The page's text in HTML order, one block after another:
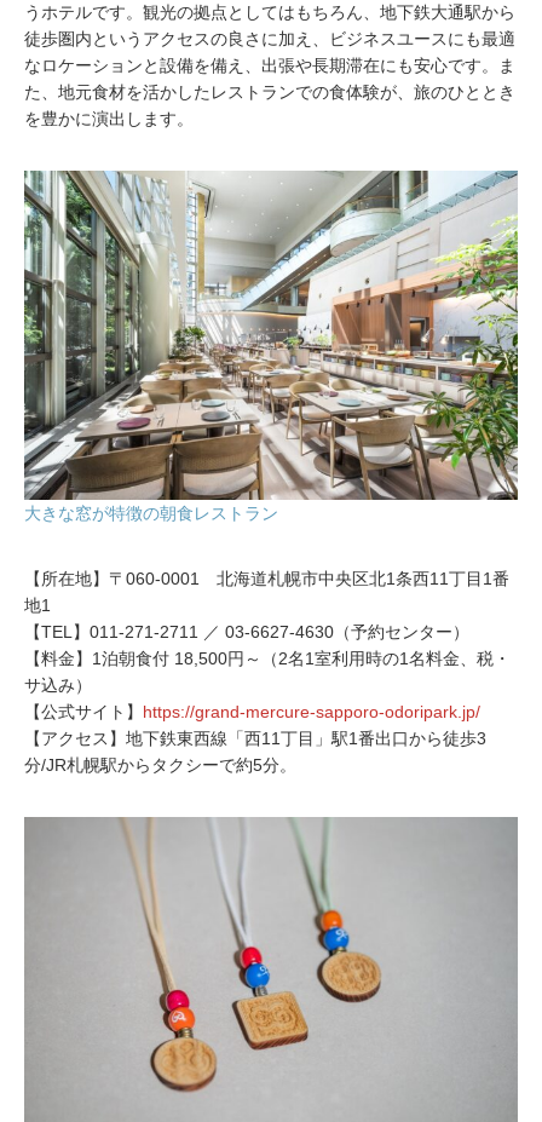
うホテルです。観光の拠点としてはもちろん、地下鉄大通駅から
徒歩圏内というアクセスの良さに加え、ビジネスユースにも最適
なロケーションと設備を備え、出張や長期滞在にも安心です。ま
た、地元食材を活かしたレストランでの食体験が、旅のひととき
を豊かに演出します。
大きな窓が特徴の朝食レストラン
【所在地】〒060-0001 北海道札幌市中央区北1条西11丁目1番
地1
【TEL】011-271-2711 ／ 03-6627-4630（予約センター）
【料金】1泊朝食付 18,500円～（2名1室利用時の1名料金、税・
サ込み）
【公式サイト】 https://grand-mercure-sapporo-odoripark.jp/
【アクセス】地下鉄東西線「西11丁目」駅1番出口から徒歩3
分/JR札幌駅からタクシーで約5分。